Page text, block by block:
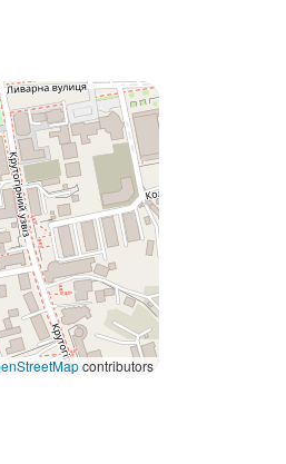
contributors